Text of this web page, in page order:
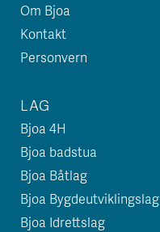
Om Bjoa
Kontakt
Personvern
LAG
Bjoa 4H
Bjoa badstua
Bjoa Båtlag
Bjoa Bygdeutviklingslag
Bjoa Idrettslag